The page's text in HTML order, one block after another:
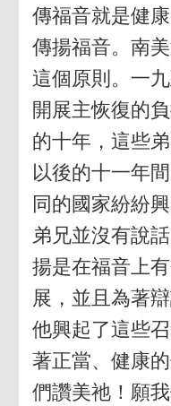
傳福音就是健
傳揚福音。南
這個原則。一
開展主恢復的
的十年，這些
以後的十一年
同的國家紛紛
弟兄並沒有說
揚是在福音上
展，並且為著
他興起了這些
著正當、健康
們讚美祂！願